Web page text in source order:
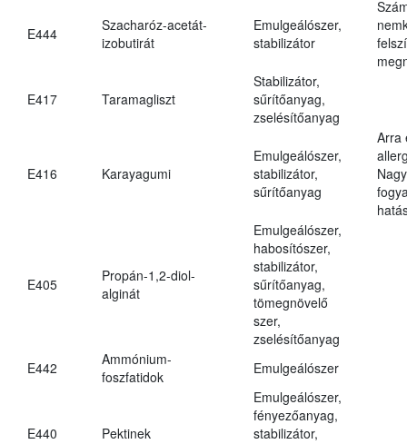
E444
Szacharóz-acetát-
izobutirát
Emulgeálószer,
stabilizátor
E417 Taramagliszt
Stabilizátor,
sűrítőanyag,
zselésítőanyag
E416 Karayagumi
Emulgeálószer,
stabilizátor,
sűrítőanyag
Arra
E405
Propán-1,2-diol-
alginát
Emulgeálószer,
habosítószer,
stabilizátor,
sűrítőanyag,
tömegnövelő
szer,
zselésítőanyag
E442
Ammónium-
foszfatidok
Emulgeálószer
E440 Pektinek
Emulgeálószer,
fényezőanyag,
stabilizátor,